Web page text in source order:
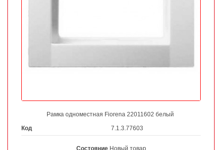
Рамка одноместная Fiorena 22011602 белый
Код
7.1.3.77603
Состояние Новый товар